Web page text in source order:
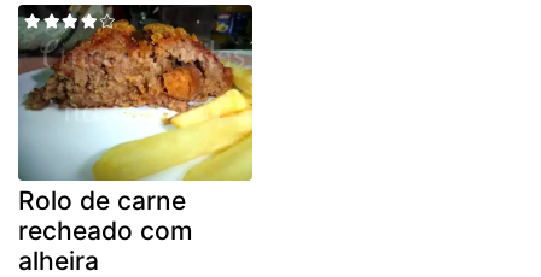
Rolo de carne
recheado com
alheira